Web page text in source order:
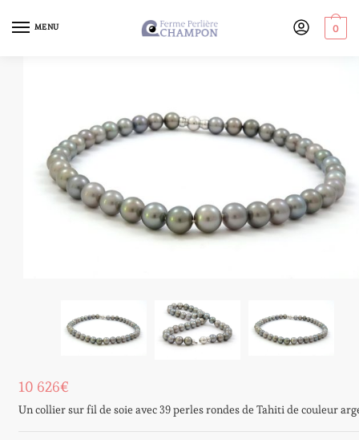
MENU 0
10 626€
Un collier sur fil de soie avec 39 perles rondes de Tahiti de couleur